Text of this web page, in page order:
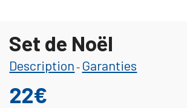
Set de Noël
Description - Garanties
22€